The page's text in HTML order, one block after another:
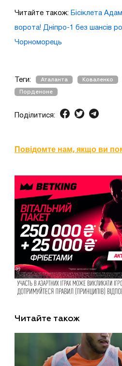
Читайте також: Бісіклета
ворота! Дніпро-1 без шансів
Чорноморець
Теги: Аталанта Коваленко
Порденоне
Поділитися:
Повідомте нам, якщо ви
Читайте також